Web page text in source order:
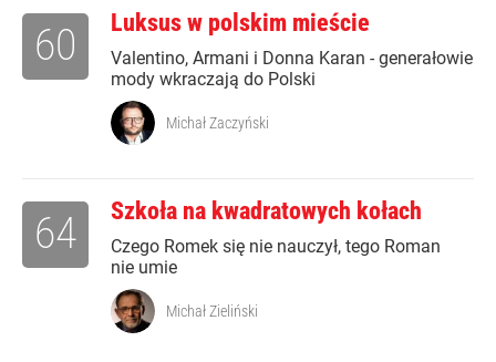
Luksus w polskim mieście
Valentino, Armani i Donna Karan - generałowie
mody wkraczają do Polski
60
Michał Zaczyński
Szkoła na kwadratowych kołach
Czego Romek się nie nauczył, tego Roman
nie umie
64
Michał Zieliński